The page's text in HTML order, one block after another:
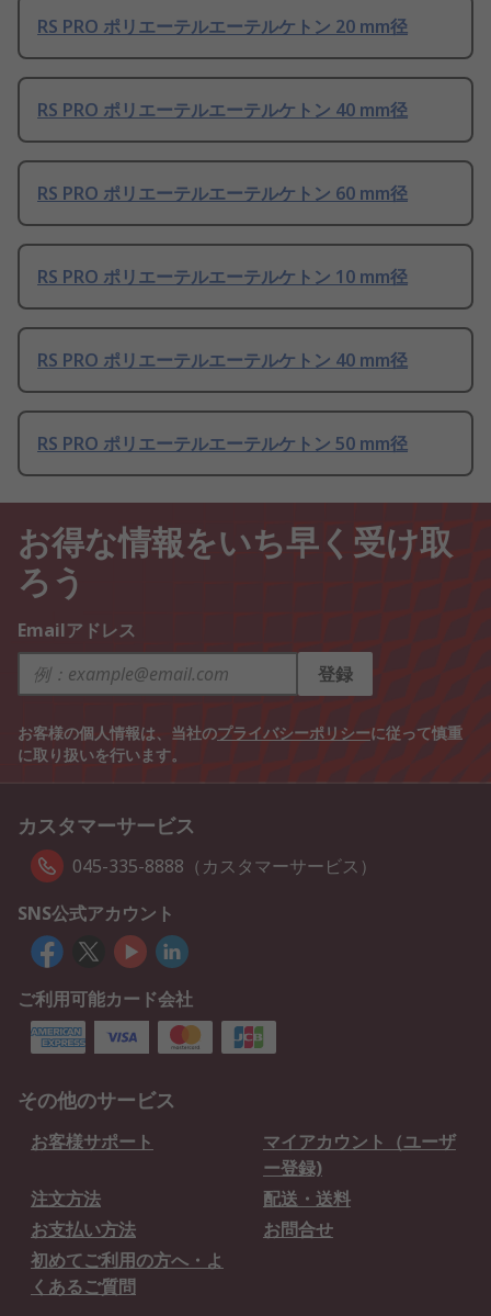
RS PRO ポリエーテルエーテルケトン 20 mm径
RS PRO ポリエーテルエーテルケトン 40 mm径
RS PRO ポリエーテルエーテルケトン 60 mm径
RS PRO ポリエーテルエーテルケトン 10 mm径
RS PRO ポリエーテルエーテルケトン 40 mm径
RS PRO ポリエーテルエーテルケトン 50 mm径
お得な情報をいち早く受け取
ろう
Emailアドレス
登録
お客様の個人情報は、当社のプライバシーポリシーに従って慎重
に取り扱いを行います。
カスタマーサービス
045-335-8888（カスタマーサービス）
SNS公式アカウント
ご利用可能カード会社
その他のサービス
お客様サポート
マイアカウント（ユーザ
ー登録)
注文方法
配送・送料
お支払い方法
お問合せ
初めてご利用の方へ・よ
くあるご質問